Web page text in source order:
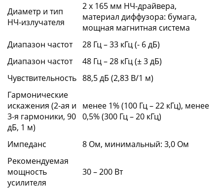
Диаметр и тип
НЧ-излучателя
2 х 165 мм НЧ-драйвера,
материал диффузора: бумага,
мощная магнитная система
Диапазон частот
28 Гц – 33 кГц (- 6 дБ)
Диапазон частот
48 Гц – 28 кГц (± 3 дБ)
Чувствительность 88,5 дБ (2,83 В/1 м)
Гармонические
искажения (2-ая и
3-я гармоники, 90
дБ, 1 м)
менее 1% (100 Гц – 22 кГц), менее
0,5% (300 Гц – 20 кГц)
Импеданс
8 Ом, минимальный: 3,0 Ом
Рекомендуемая
мощность
усилителя
30 – 200 Вт